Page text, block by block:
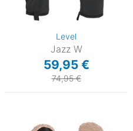
Level
Jazz W
59,95 €
74,95 €